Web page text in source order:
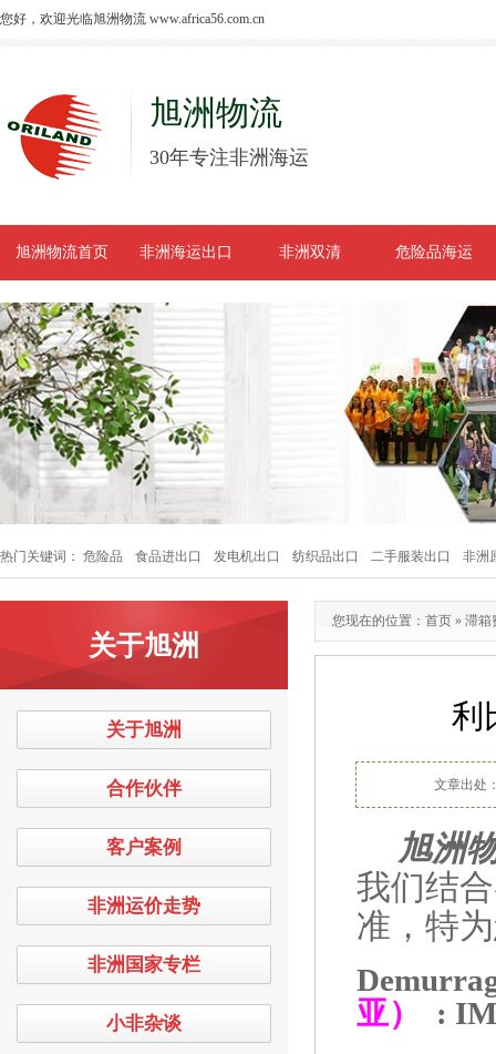
您好，欢迎光临旭洲物流 www.africa56.com.cn
旭洲物流
30年专注非洲海运
旭洲物流首页 非洲海运出口 非洲双清 危险品海运
热门关键词： 危险品 食品进出口 发电机出口 纺织品出口 二手服装出口 非洲
关于旭洲
关于旭洲
合作伙伴
客户案例
非洲运价走势
非洲国家专栏
小非杂谈
您现在的位置： 首页 » 滞箱
利
文章出处
旭洲
我们结
准，特
亚）
: